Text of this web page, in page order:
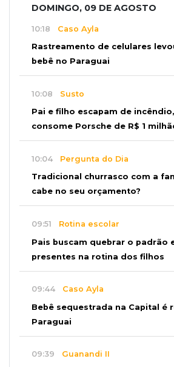
DOMINGO, 09 DE AGOSTO
10:18 Caso Ayla
Rastreamento de celulares
bebê no Paraguai
10:08 Susto
Pai e filho escapam de
consome Porsche de R$ 1
10:04 Pergunta do Dia
Tradicional churrasco com a
cabe no seu orçamento?
09:51 Rotina escolar
Pais buscam quebrar o padrão
presentes na rotina dos filhos
09:44 Caso Ayla
Bebê sequestrada na Capital é
Paraguai
09:39 Guanandi II